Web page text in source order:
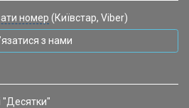
номер (Київстар, Viber)
з нами
"Десятки"